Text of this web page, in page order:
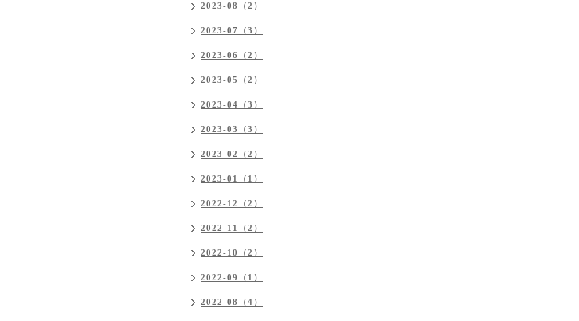
2023-08（2）
2023-07（3）
2023-06（2）
2023-05（2）
2023-04（3）
2023-03（3）
2023-02（2）
2023-01（1）
2022-12（2）
2022-11（2）
2022-10（2）
2022-09（1）
2022-08（4）